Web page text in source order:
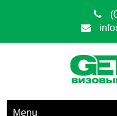
Get Visa
Menu